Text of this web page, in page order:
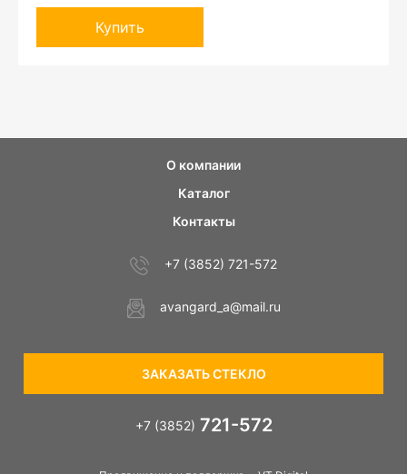
Купить
О компании
Каталог
Контакты
+7 (3852) 721-572
avangard_a@mail.ru
ЗАКАЗАТЬ СТЕКЛО
+7 (3852) 721-572